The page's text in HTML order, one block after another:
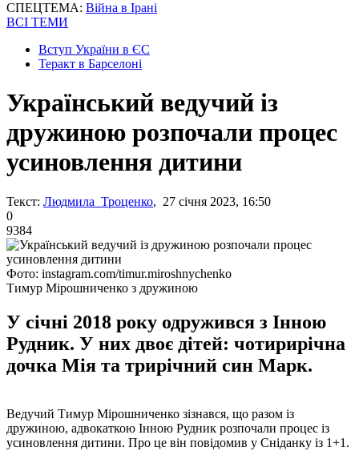
СПЕЦТЕМА: Війна в Ірані
ВСІ ТЕМИ
Вступ України в ЄС
Теракт в Барселоні
Український ведучий із
дружиною розпочали процес
усиновлення дитини
Текст: Людмила Троценко, 27 січня 2023, 16:50
0
9384
Фото: instagram.com/timur.miroshnychenko
Тимур Мірошниченко з дружиною
У січні 2018 року одружився з Інною
Рудник. У них двоє дітей: чотирирічна
дочка Мія та трирічний син Марк.
Ведучий Тимур Мірошниченко зізнався, що разом із
дружиною, адвокаткою Інною Рудник розпочали процес із
усиновлення дитини. Про це він повідомив у Сніданку із 1+1.